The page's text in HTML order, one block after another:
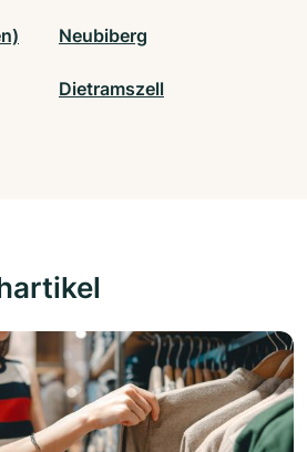
Neubiberg
Dietramszell